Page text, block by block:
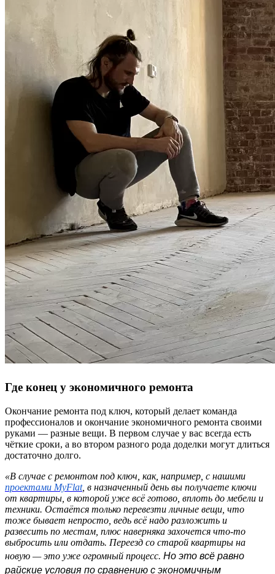
Где конец у экономичного ремонта
Окончание ремонта под ключ, который делает команда
профессионалов и окончание экономичного ремонта своими
руками — разные вещи. В первом случае у вас всегда есть
чёткие сроки, а во втором разного рода доделки могут длиться
достаточно долго.
«В случае с ремонтом под ключ, как, например, с нашими
проектами MyFlat, в назначенный день вы получаете ключи
от квартиры, в которой уже всё готово, вплоть до мебели и
техники. Остаётся только перевезти личные вещи, что
тоже бывает непросто, ведь всё надо разложить и
развесить по местам, плюс наверняка захочется что-то
выбросить или отдать. Переезд со старой квартиры на
новую — это уже огромный процесс. Но это всё равно
райские условия по сравнению с экономичным